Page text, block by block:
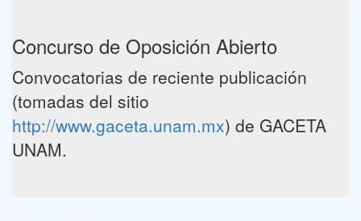
Concurso de Oposición Abierto
Convocatorias de reciente publicación
(tomadas del sitio
http://www.gaceta.unam.mx) de GACETA
UNAM.